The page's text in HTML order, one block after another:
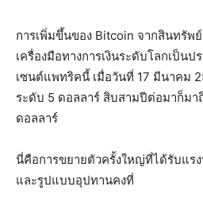
การเพิ่มขึ้นของ Bitcoin จากสินทรัพ
เครื่องมือทางการเงินระดับโลกเป็น
เซนต์แพทริคนี้ เมื่อวันที่ 17 มีนาคม
ระดับ 5 ดอลลาร์ สิบสามปีต่อมาก็มา
ดอลลาร์
นี่คือการขยายตัวครั้งใหญ่ที่ได้รับแร
และรูปแบบอุปทานคงที่